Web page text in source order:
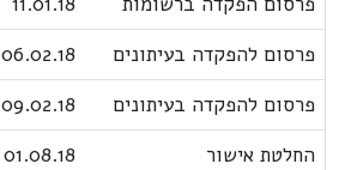
פרסום להפקדה בעיתונים
06.02.18
פרסום להפקדה בעיתונים
09.02.18
החלטת אישור
01.08.18